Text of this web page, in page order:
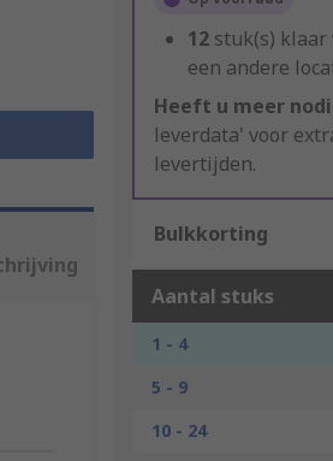
12 stuk(s) klaar
een andere
Heeft u meer
leverdata' voor
levertijden.
Bulkkorting
Aantal stuks
1 - 4
5 - 9
10 - 24